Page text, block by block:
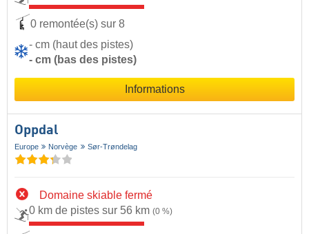
0 remontée(s) sur 8
- cm (haut des pistes)
- cm (bas des pistes)
Informations
Oppdal
Europe Norvège Sør-Trøndelag
Domaine skiable fermé
0 km de pistes sur 56 km (0 %)